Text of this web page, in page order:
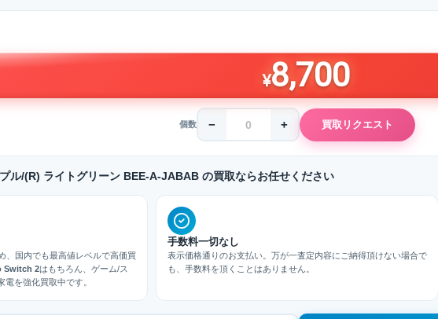
¥8,700
個数 − + 買取リクエスト
ル/(R) ライトグリーン BEE-A-JABAB の買取ならお任せください
、国内でも最高値レベルで高価買
Switch 2はもちろん、ゲーム/ス
電を強化買取中です。
手数料一切なし
表示価格通りのお支払い。万が一査定内容にご納得頂けない場合で
も、手数料を頂くことはありません。